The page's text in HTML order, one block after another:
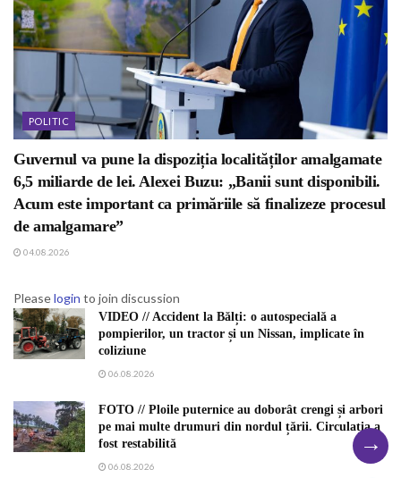
POLITIC
Guvernul va pune la dispoziția localităților amalgamate
6,5 miliarde de lei. Alexei Buzu: „Banii sunt disponibili.
Acum este important ca primăriile să finalizeze procesul
de amalgamare”
04.08.2026
Pleaselogin to join discussion
VIDEO // Accident la Bălți: o autospecială a
pompierilor, un tractor și un Nissan, implicate în
coliziune
06.08.2026
FOTO // Ploile puternice au doborât crengi și arbori
pe mai multe drumuri din nordul țării. Circulația a
fost restabilită
06.08.2026
→